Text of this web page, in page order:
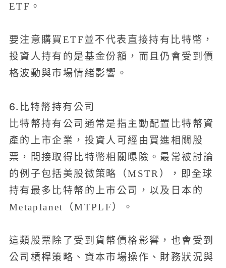
ETF。
要注意購買ETF並不代表直接持有比特幣，
投資人持有的是基金份額，而且仍會受到價
格波動與市場情緒影響。
6.比特幣持有公司
比特幣持有公司通常是指主動配置比特幣資
產的上市企業，投資人可經由買進相關股
票，間接取得比特幣相關曝險。最常被討論
的例子包括美股微策略（MSTR），即全球
持有最多比特幣的上市公司，以及日本的
Metaplanet（MTPLF）。
這類股票除了受到貨幣價格影響，也會受到
公司槓桿策略、資本市場操作、財務狀況與